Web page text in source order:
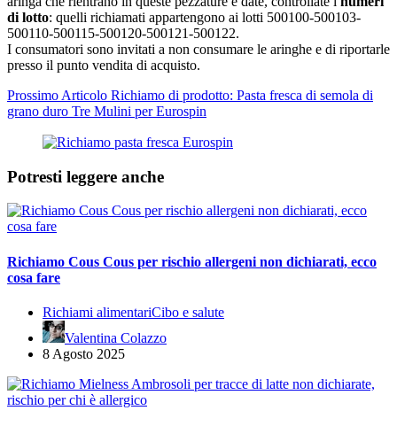
di lotto: quelli richiamati appartengono ai lotti 500100-500103-
500110-500115-500120-500121-500122.
I consumatori sono invitati a non consumare le aringhe e di riportarle
presso il punto vendita di acquisto.
Prossimo Articolo Richiamo di prodotto: Pasta fresca di semola di
grano duro Tre Mulini per Eurospin
Potresti leggere anche
Richiamo Cous Cous per rischio allergeni non dichiarati, ecco
cosa fare
Richiami alimentariCibo e salute
Valentina Colazzo
8 Agosto 2025